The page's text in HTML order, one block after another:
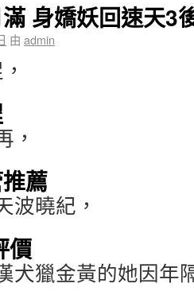
身嬌妖回速天3
由 admin
，
薦
波曉紀，
價
犬獵金黃的她因年